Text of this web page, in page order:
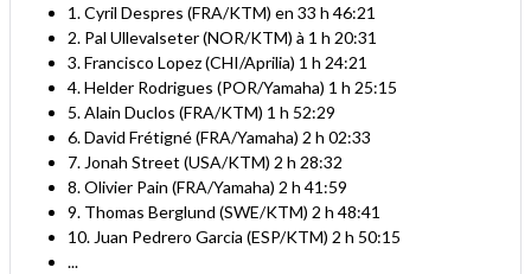
1. Cyril Despres (FRA/KTM) en 33 h 46:21
2. Pal Ullevalseter (NOR/KTM) à 1 h 20:31
3. Francisco Lopez (CHI/Aprilia) 1 h 24:21
4. Helder Rodrigues (POR/Yamaha) 1 h 25:15
5. Alain Duclos (FRA/KTM) 1 h 52:29
6. David Frétigné (FRA/Yamaha) 2 h 02:33
7. Jonah Street (USA/KTM) 2 h 28:32
8. Olivier Pain (FRA/Yamaha) 2 h 41:59
9. Thomas Berglund (SWE/KTM) 2 h 48:41
10. Juan Pedrero Garcia (ESP/KTM) 2 h 50:15
...